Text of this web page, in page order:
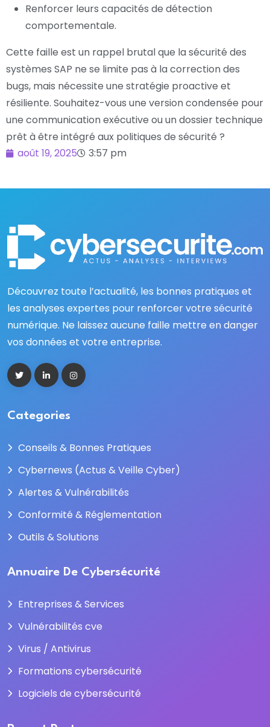
Renforcer leurs capacités de détection
comportementale.
Cette faille est un rappel brutal que la sécurité des
systèmes SAP ne se limite pas à la correction des
bugs, mais nécessite une stratégie proactive et
résiliente. Souhaitez-vous une version condensée pour
une communication exécutive ou un dossier technique
prêt à être intégré aux politiques de sécurité ?
août 19, 2025
3:57 pm
Découvrez toute l’actualité, les bonnes pratiques et
les analyses expertes pour renforcer votre sécurité
numérique. Ne laissez aucune faille mettre en danger
vos données et votre entreprise.
Categories
Conseils & Bonnes Pratiques
Cybernews (Actus & Veille Cyber)
Alertes & Vulnérabilités
Conformité & Réglementation
Outils & Solutions
Annuaire De Cybersécurité
Entreprises & Services
Vulnérabilités cve
Virus / Antivirus
Formations cybersécurité
Logiciels de cybersécurité